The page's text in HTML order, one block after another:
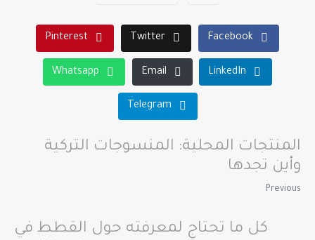
Facebook
Twitter
Pinterest
LinkedIn
Email
Whatsapp
Telegram
المنتجات المحلية: المنسوجات التركية
وأين تجدها
Previous
كل ما تحتاج لمعرفته حول القطط في